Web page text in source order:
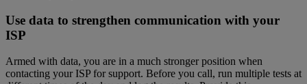
Use data to strengthen communication with your
ISP
Armed with data, you are in a much stronger position when
contacting your ISP for support. Before you call, run multiple tests at